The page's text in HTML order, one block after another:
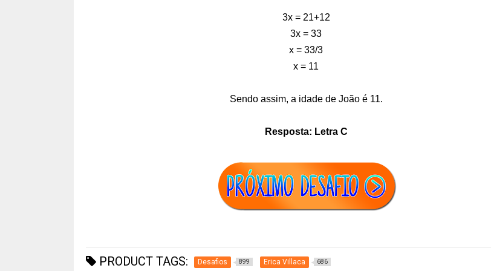
3x = 21+12
3x = 33
x = 33/3
x = 11
Sendo assim, a idade de João é 11.
Resposta: Letra C
PRODUCT TAGS: Desafios 899 Erica Villaca 686